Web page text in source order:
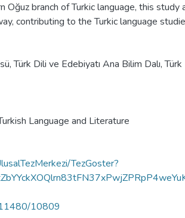
branch of Turkic language, this study
contributing to the Turkic language
Türk Dili ve Edebiyatı Ana Bilim Dalı,
Language and Literature
TezGoster?
10809